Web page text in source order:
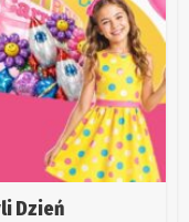
Dzień